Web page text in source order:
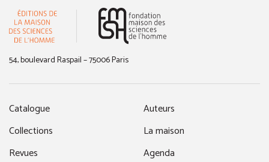
54, boulevard Raspail – 75006 Paris
Catalogue
Collections
Revues
Auteurs
La maison
Agenda